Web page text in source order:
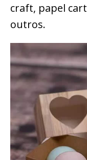
craft, papel
outros.